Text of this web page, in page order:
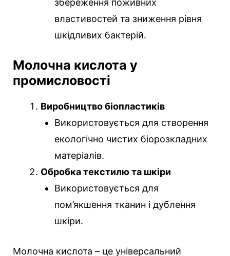
збереження поживних
властивостей та зниження рівня
шкідливих бактерій.
Молочна кислота у
промисловості
Виробництво біопластиків
Використовується для створення
екологічно чистих біорозкладних
матеріалів.
Обробка текстилю та шкіри
Використовується для
пом’якшення тканин і дублення
шкіри.
Молочна кислота – це універсальний